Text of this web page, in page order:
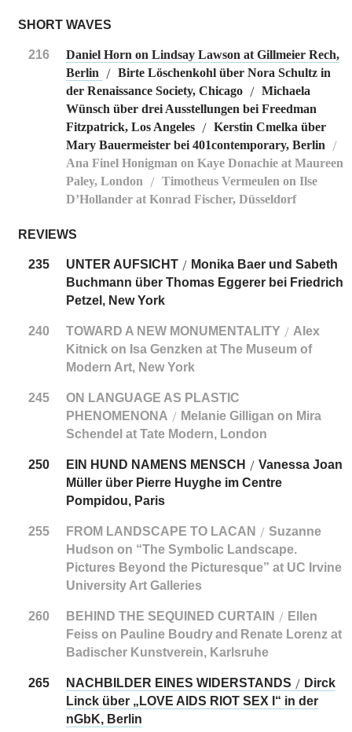
SHORT WAVES
216
Daniel Horn on Lindsay Lawson at Gillmeier Rech,
Berlin
/ Birte Löschenkohl über Nora Schultz in
der Renaissance Society, Chicago
/ Michaela
Wünsch über drei Ausstellungen bei Freedman
Fitzpatrick, Los Angeles
/ Kerstin Cmelka über
Mary Bauermeister bei 401contemporary, Berlin
/
Ana Finel Honigman on Kaye Donachie at Maureen
Paley, London
/ Timotheus Vermeulen on Ilse
D’Hollander at Konrad Fischer, Düsseldorf
REVIEWS
235 UNTER AUFSICHT/ Monika Baer und Sabeth
Buchmann über Thomas Eggerer bei Friedrich
Petzel, New York
240 TOWARD A NEW MONUMENTALITY / Alex
Kitnick on Isa Genzken at The Museum of
Modern Art, New York
245
ON LANGUAGE AS PLASTIC
PHENOMENONA / Melanie Gilligan on Mira
Schendel at Tate Modern, London
250 EIN HUND NAMENS MENSCH / Vanessa Joan
Müller über Pierre Huyghe im Centre
Pompidou, Paris
255 FROM LANDSCAPE TO LACAN / Suzanne
Hudson on “The Symbolic Landscape.
Pictures Beyond the Picturesque” at UC Irvine
University Art Galleries
260 BEHIND THE SEQUINED CURTAIN / Ellen
Feiss on Pauline Boudry and Renate Lorenz at
Badischer Kunstverein, Karlsruhe
265 NACHBILDER EINES WIDERSTANDS / Dirck
Linck über „LOVE AIDS RIOT SEX I“ in der
nGbK, Berlin